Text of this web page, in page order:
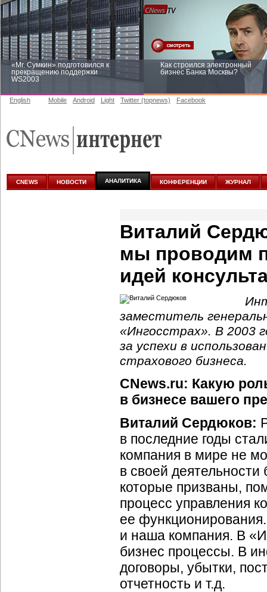
«Mr. Сумкин» подготовился к
прекращению поддержки
WS2003
Как строился электронный
бизнес Банка Москвы?
аналитике
English Mobile Android Light Twitter (topnews) Facebook
CNEWS НОВОСТИ АНАЛИТИКА КОНФЕРЕНЦИИ ЖУРНАЛ
Виталий
мы проводим
идей
заместитель
«Ингосстрах». В 2003
за успехи в
страхового бизнеса.
CNews.ru: Какую
в бизнесе вашего
Виталий Сердюков:
в последние годы
компания в мире не
в своей
которые призваны,
процесс управления
ее
и наша компания. В
бизнес процессы. В
договоры, убытки,
отчетность и т.д.